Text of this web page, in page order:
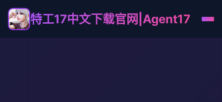
特工17中文下载官网|Agent17